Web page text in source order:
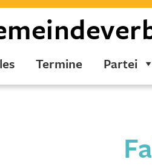
Termine Partei